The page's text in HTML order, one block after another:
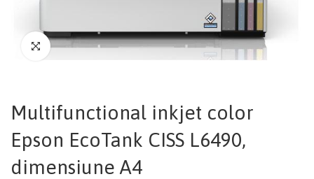
Multifunctional inkjet color
Epson EcoTank CISS L6490,
dimensiune A4